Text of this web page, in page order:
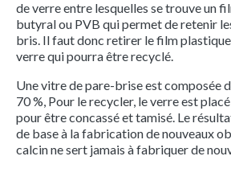
de verre entre lesquelles se trouve un
butyral ou PVB qui permet de retenir
bris. Il faut donc retirer le film
verre qui pourra être recyclé.
Une vitre de pare-brise est composée
70 %, Pour le recycler, le verre est
pour être concassé et tamisé. Le
de base à la fabrication de nouveaux
calcin ne sert jamais à fabriquer de